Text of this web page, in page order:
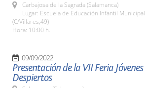
Carbajosa de la Sagrada (Salamanca)
Lugar: Escuela de Educación Infantil Municipal
(C/Villares,49)
Hora: 10:00 h.
09/09/2022
Presentación de la VII Feria Jóvenes
Despiertos